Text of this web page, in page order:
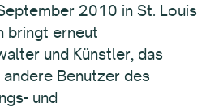
2010 in St. Louis
bringt erneut
und Künstler, das
andere Benutzer des
und